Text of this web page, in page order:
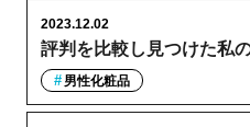
評判を比較し見つけた私
2023.12.02
男性化粧品